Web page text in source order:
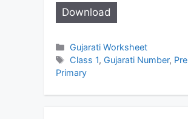
Download
Categories
Gujarati Worksheet
Tags
Class 1, Gujarati Number, Pre
Primary